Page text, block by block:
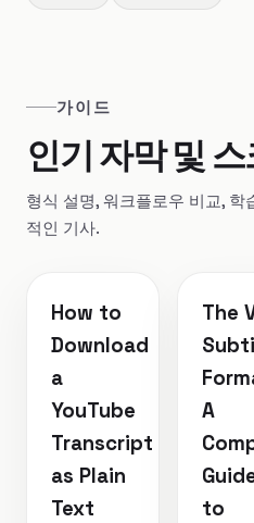
가이드
인기 자막 및
형식 설명, 워크플로우 비교,
적인 기사.
How to
Download
a
YouTube
Transcript
as Plain
Text
The
A
to